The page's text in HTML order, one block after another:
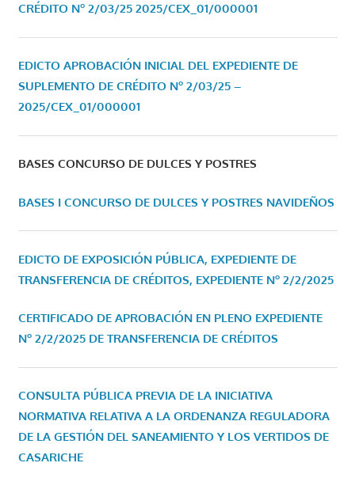
CRÉDITO Nº 2/03/25 2025/CEX_01/000001
EDICTO APROBACIÓN INICIAL DEL EXPEDIENTE DE
SUPLEMENTO DE CRÉDITO Nº 2/03/25 –
2025/CEX_01/000001
BASES CONCURSO DE DULCES Y POSTRES
BASES I CONCURSO DE DULCES Y POSTRES NAVIDEÑOS
EDICTO DE EXPOSICIÓN PÚBLICA, EXPEDIENTE DE
TRANSFERENCIA DE CRÉDITOS, EXPEDIENTE Nº 2/2/2025
CERTIFICADO DE APROBACIÓN EN PLENO EXPEDIENTE
Nº 2/2/2025 DE TRANSFERENCIA DE CRÉDITOS
CONSULTA PÚBLICA PREVIA DE LA INICIATIVA
NORMATIVA RELATIVA A LA ORDENANZA REGULADORA
DE LA GESTIÓN DEL SANEAMIENTO Y LOS VERTIDOS DE
CASARICHE